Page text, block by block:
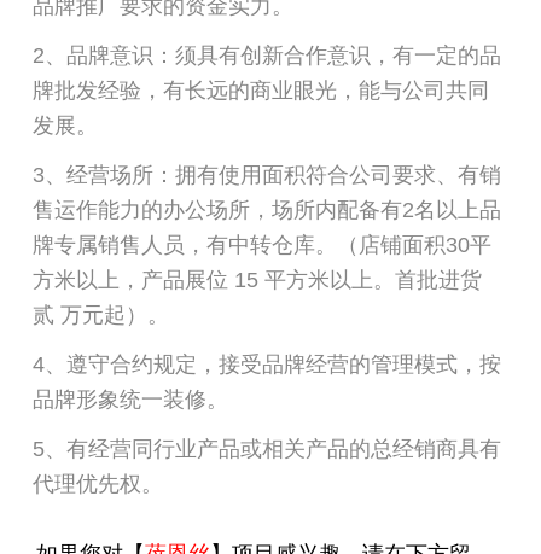
品牌推广要求的资金实力。
2、品牌意识：须具有创新合作意识，有一定的品
牌批发经验，有长远的商业眼光，能与公司共同
发展。
3、经营场所：拥有使用面积符合公司要求、有销
售运作能力的办公场所，场所内配备有2名以上品
牌专属销售人员，有中转仓库。（店铺面积30平
方米以上，产品展位 15 平方米以上。首批进货
贰 万元起）。
4、遵守合约规定，接受品牌经营的管理模式，按
品牌形象统一装修。
5、有经营同行业产品或相关产品的总经销商具有
代理优先权。